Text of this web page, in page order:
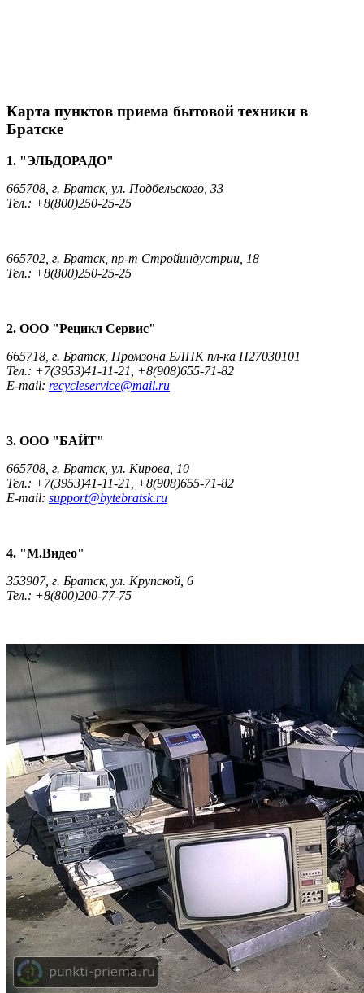
Карта пунктов приема бытовой техники в
Братске
1. "ЭЛЬДОРАДО"
665708, г. Братск, ул. Подбельского, 33
Тел.: +8(800)250-25-25
665702, г. Братск, пр-т Стройиндустрии, 18
Тел.: +8(800)250-25-25
2. ООО "Рецикл Сервис"
665718, г. Братск, Промзона БЛПК пл-ка П27030101
Тел.: +7(3953)41-11-21, +8(908)655-71-82
E-mail: recycleservice@mail.ru
3. ООО "БАЙТ"
665708, г. Братск, ул. Кирова, 10
Тел.: +7(3953)41-11-21, +8(908)655-71-82
E-mail: support@bytebratsk.ru
4. "М.Видео"
353907, г. Братск, ул. Крупской, 6
Тел.: +8(800)200-77-75